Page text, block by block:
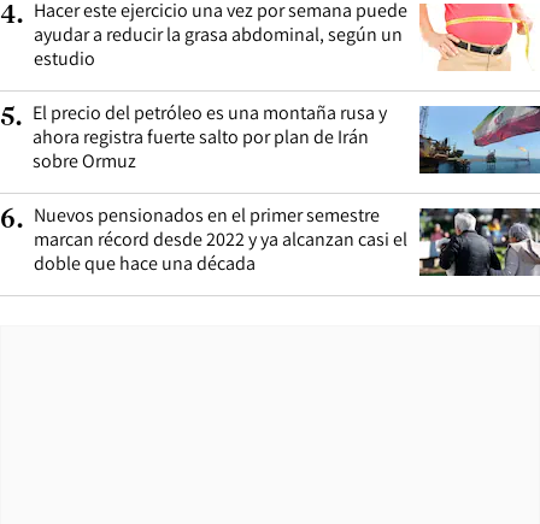
4. Hacer este ejercicio una vez por semana puede
ayudar a reducir la grasa abdominal, según un
estudio
5. El precio del petróleo es una montaña rusa y
ahora registra fuerte salto por plan de Irán
sobre Ormuz
6. Nuevos pensionados en el primer semestre
marcan récord desde 2022 y ya alcanzan casi el
doble que hace una década